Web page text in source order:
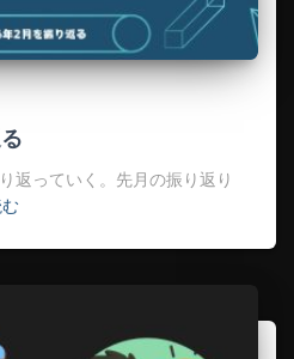
返っていく。先月の振り返り